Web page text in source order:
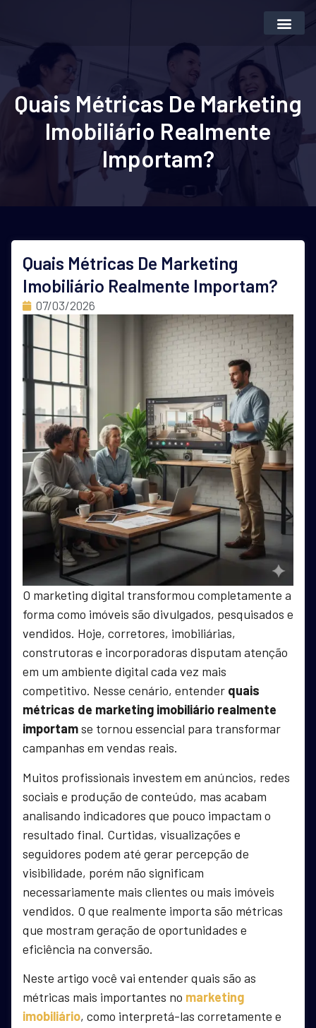
Quais Métricas De Marketing
Imobiliário Realmente
Importam?
Quais Métricas De Marketing
Imobiliário Realmente Importam?
07/03/2026
O marketing digital transformou completamente a
forma como imóveis são divulgados, pesquisados e
vendidos. Hoje, corretores, imobiliárias,
construtoras e incorporadoras disputam atenção
em um ambiente digital cada vez mais
competitivo. Nesse cenário, entender quais
métricas de marketing imobiliário realmente
importamse tornou essencial para transformar
campanhas em vendas reais.
Muitos profissionais investem em anúncios, redes
sociais e produção de conteúdo, mas acabam
analisando indicadores que pouco impactam o
resultado final. Curtidas, visualizações e
seguidores podem até gerar percepção de
visibilidade, porém não significam
necessariamente mais clientes ou mais imóveis
vendidos. O que realmente importa são métricas
que mostram geração de oportunidades e
eficiência na conversão.
Neste artigo você vai entender quais são as
métricas mais importantes no marketing
imobiliário, como interpretá-las corretamente e